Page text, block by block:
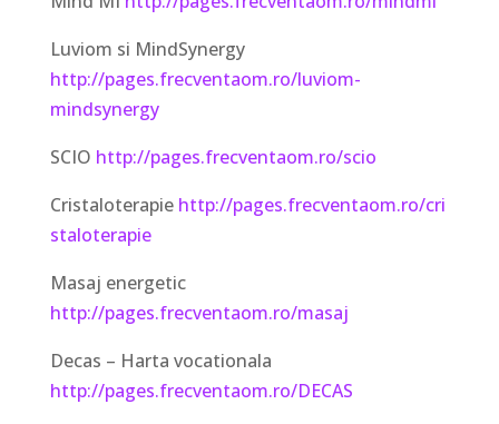
Luviom si MindSynergy
http://pages.frecventaom.ro/luviom-
mindsynergy
SCIO http://pages.frecventaom.ro/scio
Cristaloterapie http://pages.frecventaom.ro/cri
staloterapie
Masaj energetic
http://pages.frecventaom.ro/masaj
Decas – Harta vocationala
http://pages.frecventaom.ro/DECAS